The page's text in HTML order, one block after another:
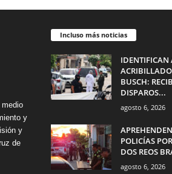
y
y
de
Incluso más noticias
IDENTIFICAN
BUSCH:
DISPAROS...
agosto 6, 2026
POLICÍAS
DOS REOS
agosto 6, 2026